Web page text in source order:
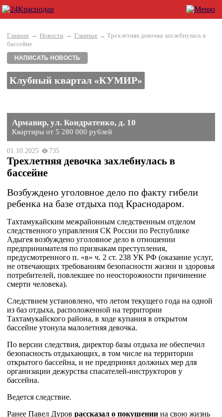
Главная → Новости → Главные → Трехлетняя девочка захлебнулась в
бассейне
НАПИСАТЬ НОВОСТЬ
Клубный квартал «КУМИР»
Армавир, ул. Кондратенко, д. 10
Квартиры от 5 280 000 рублей
01.10.2025 735
Трехлетняя девочка захлебнулась в
бассейне
Возбуждено уголовное дело по факту гибели
ребенка на базе отдыха под Краснодаром.
Тахтамукайским межрайонным следственным отделом
следственного управления СК России по Республике
Адыгея возбуждено уголовное дело в отношении
предпринимателя по признакам преступления,
предусмотренного п. «в» ч. 2 ст. 238 УК РФ (оказание услуг,
не отвечающих требованиям безопасности жизни и здоровья
потребителей, повлекшее по неосторожности причинение
смерти человека).
Следствием установлено, что летом текущего года на одной
из баз отдыха, расположенной на территории
Тахтамукайского района, в ходе купания в открытом
бассейне утонула малолетняя девочка.
По версии следствия, директор базы отдыха не обеспечил
безопасность отдыхающих, в том числе на территории
открытого бассейна, и не предпринял должных мер для
организации дежурства спасателей-инструкторов у
бассейна.
Ведется следствие.
Ранее Павел Дуров рассказал о покушении на свою жизнь